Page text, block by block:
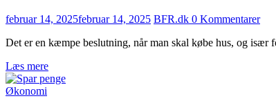
februar 14, 2025februar 14, 2025 BFR.dk 0 Kommentarer
Det er en kæmpe beslutning, når man skal købe hus, og især
Læs mere
Økonomi